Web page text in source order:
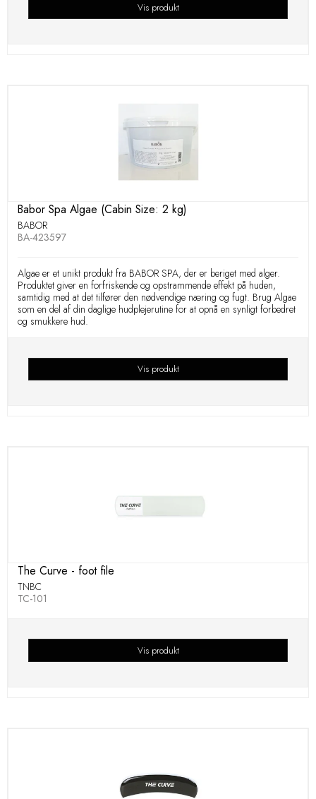
Vis produkt
Babor Spa Algae (Cabin Size: 2 kg)
BABOR
BA-423597
Algae er et unikt produkt fra BABOR SPA, der er beriget med alger.
Produktet giver en forfriskende og opstrammende effekt på huden,
samtidig med at det tilfører den nødvendige næring og fugt. Brug Algae
som en del af din daglige hudplejerutine for at opnå en synligt forbedret
og smukkere hud.
Vis produkt
The Curve - foot file
TNBC
TC-101
Vis produkt